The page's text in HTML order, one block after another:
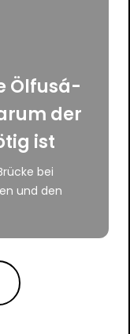
Ölfusá-
der
ist
bei
und den